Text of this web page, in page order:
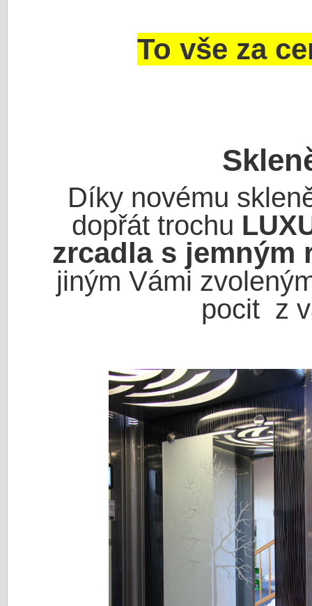
To vše za
Díky novému
dopřát trochu
zrcadla s jemným
jiným Vámi
pocit z